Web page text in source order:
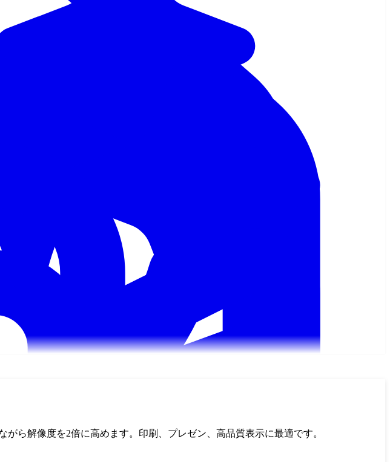
ら解像度を2倍に高めます。印刷、プレゼン、高品質表示に最適です。